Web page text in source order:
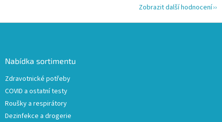
Zobrazit další hodnocení
Nabídka sortimentu
Zdravotnické potřeby
COVID a ostatní testy
Roušky a respirátory
Dezinfekce a drogerie